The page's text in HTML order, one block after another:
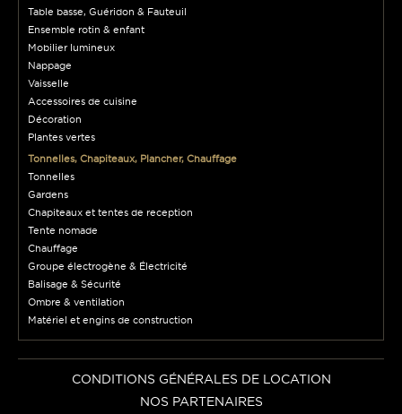
Table basse, Guéridon & Fauteuil
Ensemble rotin & enfant
Mobilier lumineux
Nappage
Vaisselle
Accessoires de cuisine
Décoration
Plantes vertes
Tonnelles, Chapiteaux, Plancher, Chauffage
Tonnelles
Gardens
Chapiteaux et tentes de reception
Tente nomade
Chauffage
Groupe électrogène & Électricité
Balisage & Sécurité
Ombre & ventilation
Matériel et engins de construction
CONDITIONS GÉNÉRALES DE LOCATION
NOS PARTENAIRES